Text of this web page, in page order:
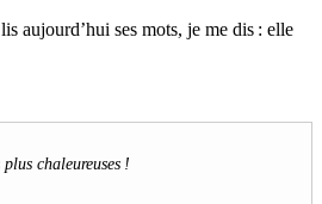
aujourd’hui ses mots, je me dis : elle
chaleureuses !